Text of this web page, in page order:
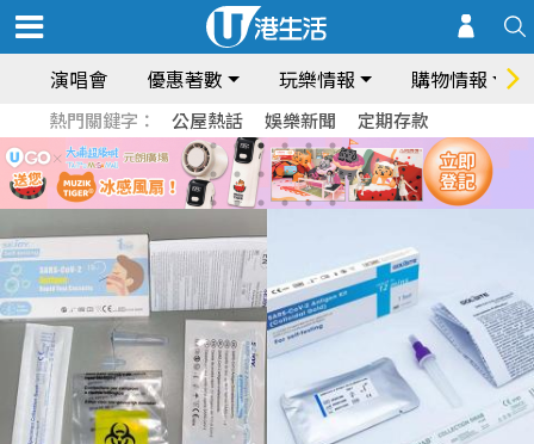
演唱會 優惠著數 玩樂情報 購物情報
熱門關鍵字： 公屋熱話 娛樂新聞 定期存款